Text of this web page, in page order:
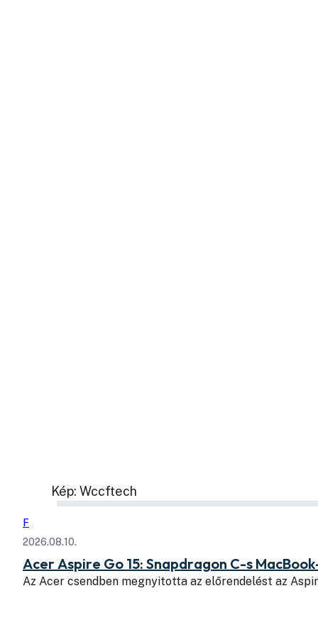
Kép: Wccftech
F
2026.08.10.
Acer Aspire Go 15: Snapdragon C-s
Az Acer csendben megnyitotta az előrendelést az